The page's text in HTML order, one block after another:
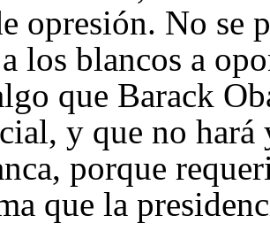
opresión. No se
los blancos a
que Barack
y que no
porque
que la